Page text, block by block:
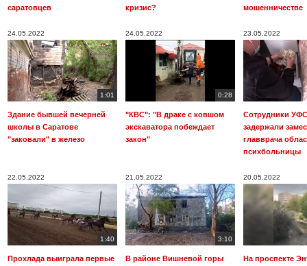
саратовцев
кризис?
мошенничестве
24.05.2022
1:01
Здание бывшей вечерней
школы в Саратове
"заковали" в железо
24.05.2022
0:28
"КВС": "В драке с ковшом
экскаватора побеждает
закон"
23.05.2022
Сотрудники
задержали
главврача
психбольницы
22.05.2022
1:40
Прохлада выиграла первые
21.05.2022
3:10
В районе Вишневой горы
20.05.2022
На проспекте